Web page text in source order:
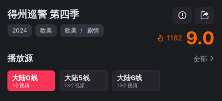
得州巡警 第四季
2024 欧美 欧美 / 剧情
1162 9.0
播放源 全部
大陆0线
1个视频
大陆5线
13个视频
大陆6线
13个视频